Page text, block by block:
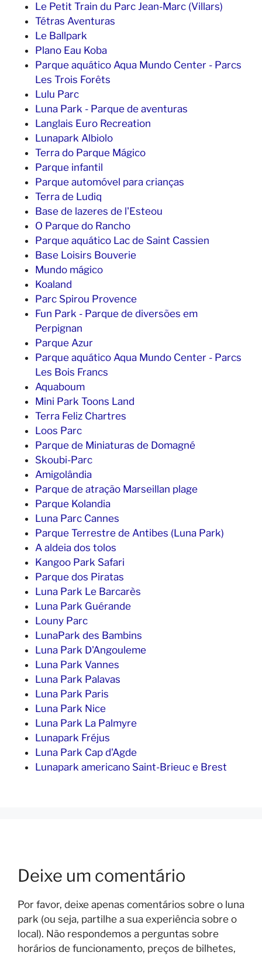
Le Petit Train du Parc Jean-Marc (Villars)
Tétras Aventuras
Le Ballpark
Plano Eau Koba
Parque aquático Aqua Mundo Center - Parcs
Les Trois Forêts
Lulu Parc
Luna Park - Parque de aventuras
Langlais Euro Recreation
Lunapark Albiolo
Terra do Parque Mágico
Parque infantil
Parque automóvel para crianças
Terra de Ludiq
Base de lazeres de l'Esteou
O Parque do Rancho
Parque aquático Lac de Saint Cassien
Base Loisirs Bouverie
Mundo mágico
Koaland
Parc Spirou Provence
Fun Park - Parque de diversões em
Perpignan
Parque Azur
Parque aquático Aqua Mundo Center - Parcs
Les Bois Francs
Aquaboum
Mini Park Toons Land
Terra Feliz Chartres
Loos Parc
Parque de Miniaturas de Domagné
Skoubi-Parc
Amigolândia
Parque de atração Marseillan plage
Parque Kolandia
Luna Parc Cannes
Parque Terrestre de Antibes (Luna Park)
A aldeia dos tolos
Kangoo Park Safari
Parque dos Piratas
Luna Park Le Barcarès
Luna Park Guérande
Louny Parc
LunaPark des Bambins
Luna Park D'Angouleme
Luna Park Vannes
Luna Park Palavas
Luna Park Paris
Luna Park Nice
Luna Park La Palmyre
Lunapark Fréjus
Luna Park Cap d'Agde
Lunapark americano Saint-Brieuc e Brest
Deixe um comentário
Por favor, deixe apenas comentários sobre o luna
park (ou seja, partilhe a sua experiência sobre o
local). Não respondemos a perguntas sobre
horários de funcionamento, preços de bilhetes,